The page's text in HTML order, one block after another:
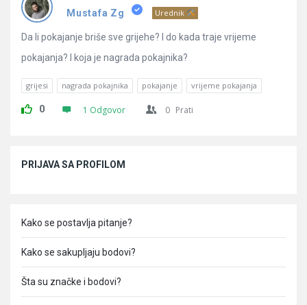
Pitanja
Mustafa Zg Urednik
Da li pokajanje briše sve grijehe? I do kada traje vrijeme
pokajanja? I koja je nagrada pokajnika?
grijesi nagrada pokajnika pokajanje vrijeme pokajanja
0 1 Odgovor 0 Prati
PRIJAVA SA PROFILOM
Kako se postavlja pitanje?
Kako se sakupljaju bodovi?
Šta su značke i bodovi?